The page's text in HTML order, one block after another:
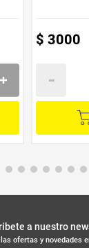
$ 3000
a nuestro
ofertas y novedades